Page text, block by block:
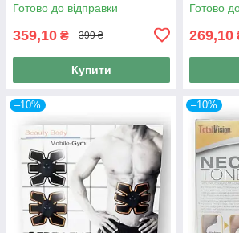
Готово до відправки
359,10 ₴ 399 ₴
Купити
Готово
269,10
–10% –10%